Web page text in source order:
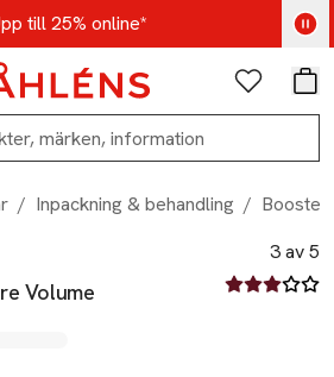
till 25% online*
AUG25 - Shoppa nu
Favoriter
/ Inpackning & behandling / Booster
Volume
3 av 5
3 av fem